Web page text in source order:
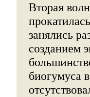
Вторая
занялись
созданием
биогумуса